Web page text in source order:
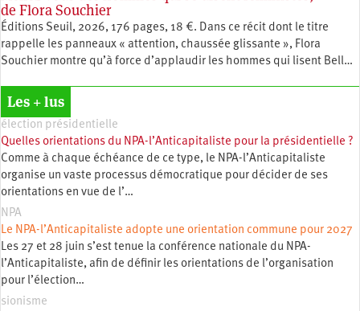
de Flora Souchier
Éditions Seuil, 2026, 176 pages, 18 €. Dans ce récit dont le titre
rappelle les panneaux « attention, chaussée glissante », Flora
Souchier montre qu’à force d’applaudir les hommes qui lisent Bell…
Les + lus
élection présidentielle
Quelles orientations du NPA-l’Anticapitaliste pour la présidentielle ?
Comme à chaque échéance de ce type, le NPA-l’Anticapitaliste
organise un vaste processus démocratique pour décider de ses
orientations en vue de l’…
NPA
Le NPA-l’Anticapitaliste adopte une orientation commune pour 2027
Les 27 et 28 juin s’est tenue la conférence nationale du NPA-
l’Anticapitaliste, afin de définir les orientations de l’organisation
pour l’élection…
sionisme